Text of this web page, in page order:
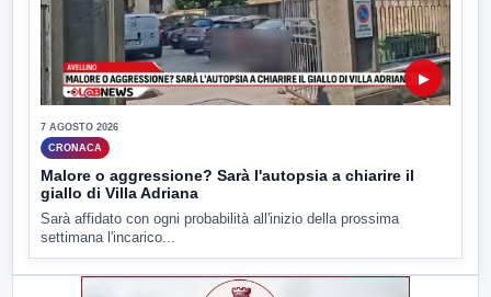
▶
7 AGOSTO 2026
CRONACA
Malore o aggressione? Sarà l'autopsia a chiarire il
giallo di Villa Adriana
Sarà affidato con ogni probabilità all'inizio della prossima
settimana l'incarico...